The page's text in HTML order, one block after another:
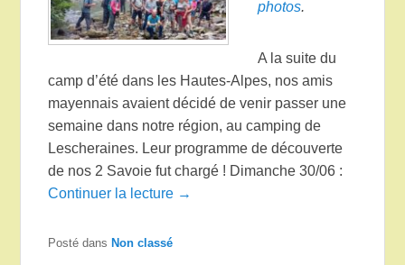
photos.
A la suite du
camp d’été dans les Hautes-Alpes, nos amis
mayennais avaient décidé de venir passer une
semaine dans notre région, au camping de
Lescheraines. Leur programme de découverte
de nos 2 Savoie fut chargé ! Dimanche 30/06 :
Continuer la lecture →
Posté dans Non classé